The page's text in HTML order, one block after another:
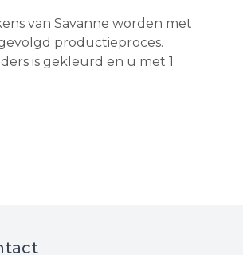
van Savanne worden met
productieproces.
is gekleurd en u met 1